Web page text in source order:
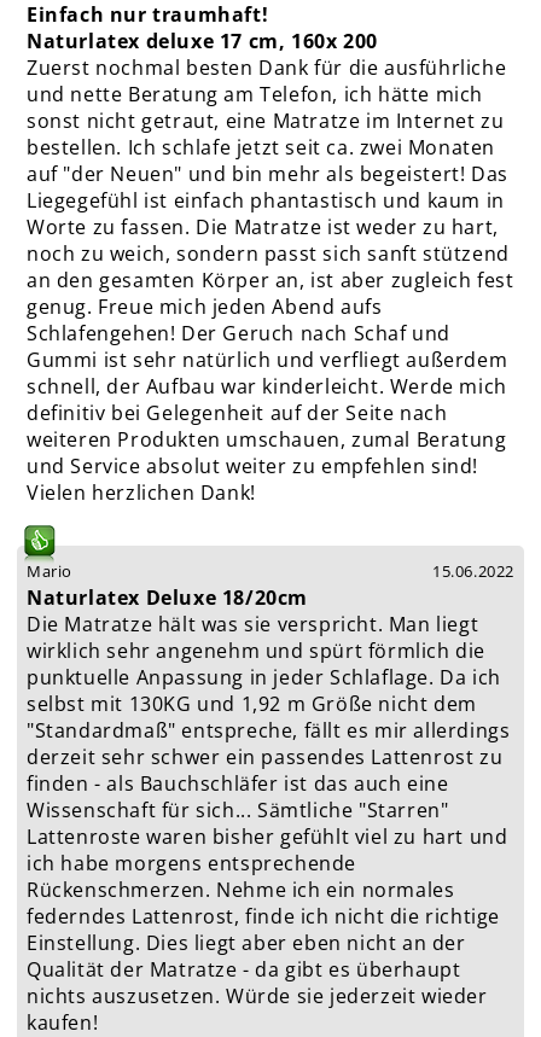
Einfach nur traumhaft!
Naturlatex deluxe 17 cm, 160x 200
Zuerst nochmal besten Dank für die ausführliche
und nette Beratung am Telefon, ich hätte mich
sonst nicht getraut, eine Matratze im Internet zu
bestellen. Ich schlafe jetzt seit ca. zwei Monaten
auf "der Neuen" und bin mehr als begeistert! Das
Liegegefühl ist einfach phantastisch und kaum in
Worte zu fassen. Die Matratze ist weder zu hart,
noch zu weich, sondern passt sich sanft stützend
an den gesamten Körper an, ist aber zugleich fest
genug. Freue mich jeden Abend aufs
Schlafengehen! Der Geruch nach Schaf und
Gummi ist sehr natürlich und verfliegt außerdem
schnell, der Aufbau war kinderleicht. Werde mich
definitiv bei Gelegenheit auf der Seite nach
weiteren Produkten umschauen, zumal Beratung
und Service absolut weiter zu empfehlen sind!
Vielen herzlichen Dank!
Mario 15.06.2022
Naturlatex Deluxe 18/20cm
Die Matratze hält was sie verspricht. Man liegt
wirklich sehr angenehm und spürt förmlich die
punktuelle Anpassung in jeder Schlaflage. Da ich
selbst mit 130KG und 1,92 m Größe nicht dem
"Standardmaß" entspreche, fällt es mir allerdings
derzeit sehr schwer ein passendes Lattenrost zu
finden - als Bauchschläfer ist das auch eine
Wissenschaft für sich... Sämtliche "Starren"
Lattenroste waren bisher gefühlt viel zu hart und
ich habe morgens entsprechende
Rückenschmerzen. Nehme ich ein normales
federndes Lattenrost, finde ich nicht die richtige
Einstellung. Dies liegt aber eben nicht an der
Qualität der Matratze - da gibt es überhaupt
nichts auszusetzen. Würde sie jederzeit wieder
kaufen!